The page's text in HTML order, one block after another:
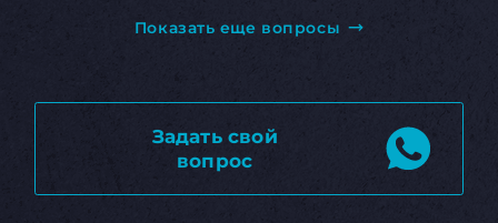
Показать еще вопросы
Задать свой
вопрос